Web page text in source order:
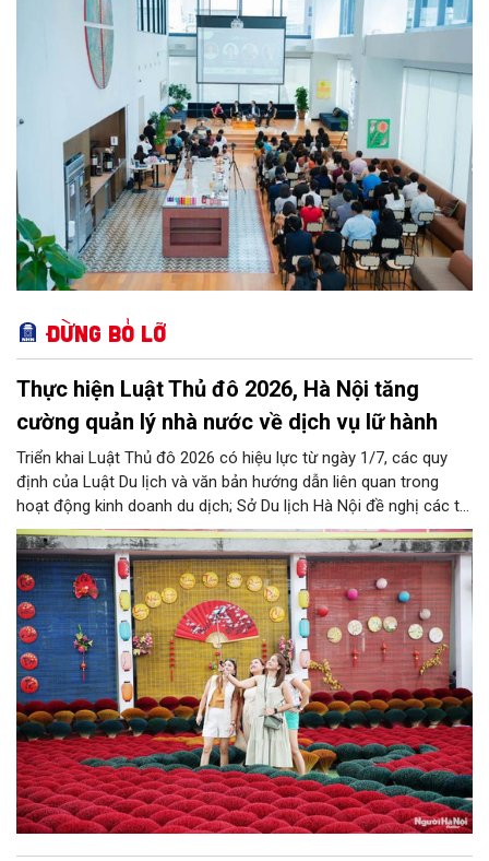
kiếm một văn phòng làm việc chuẩn mực giữa lòng thành phố
sôi động bậc nhất cả nước này.
Đừng bỏ lỡ
Thực hiện Luật Thủ đô 2026, Hà Nội tăng
cường quản lý nhà nước về dịch vụ lữ hành
Triển khai Luật Thủ đô 2026 có hiệu lực từ ngày 1/7, các quy
định của Luật Du lịch và văn bản hướng dẫn liên quan trong
hoạt động kinh doanh du dịch; Sở Du lịch Hà Nội đề nghị các tổ
chức, đơn vị, doanh nghiệp kinh doanh dịch vụ lữ hành trên địa
bàn thành phố thực hiện một số nội dung quan trọng. Qua đó
góp phần thực hiện thắng lợi các mục tiêu phát triển du lịch Hà
Nội năm 2026 và giai đoạn tiếp theo.